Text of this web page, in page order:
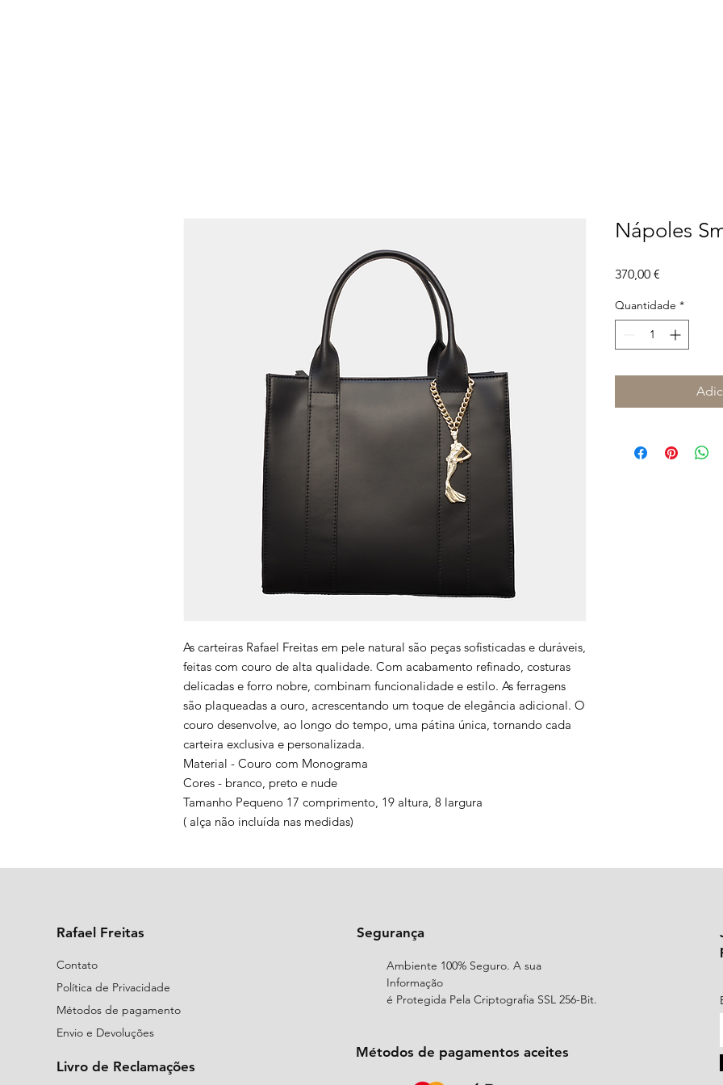
As carteiras Rafael Freitas em pele natural são peças sofisticadas e duráveis,
feitas com couro de alta qualidade. Com acabamento refinado, costuras
delicadas e forro nobre, combinam funcionalidade e estilo. As ferragens
são plaqueadas a ouro, acrescentando um toque de elegância adicional. O
couro desenvolve, ao longo do tempo, uma pátina única, tornando cada
carteira exclusiva e personalizada.
Material - Couro com Monograma
Cores - branco, preto e nude
Tamanho Pequeno 17 comprimento, 19 altura, 8 largura
( alça não incluída nas medidas)
Nápoles
370,00 €
Quantidade *
Rafael Freitas
Contato
Política de Privacidade
Métodos de pagamento
Envio e Devoluções
Livro de Reclamações
Segurança
Ambiente 100% Seguro. A sua
Informação
é Protegida Pela Criptografia SSL 256-Bit.
Métodos de pagamentos aceites